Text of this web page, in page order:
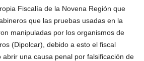
Fiscalía de la Novena Región que
que las pruebas usadas en la
manipuladas por los organismos de
(Dipolcar), debido a esto el fiscal
abrir una causa penal por falsificación de